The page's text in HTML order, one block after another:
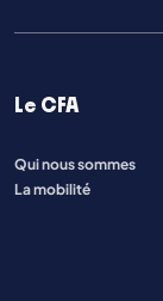
Le CFA
Qui nous sommes
La mobilité